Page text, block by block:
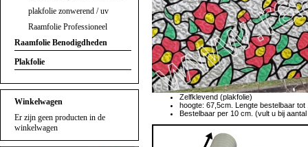
plakfolie zonwerend / uv
Raamfolie Professioneel
Raamfolie Benodigdheden
Plakfolie
Winkelwagen
Er zijn geen producten in de
winkelwagen
Zelfklevend (plakfolie)
hoogte: 67,5cm. Lengte bestelbaar
Bestelbaar per 10 cm. (vult u bij